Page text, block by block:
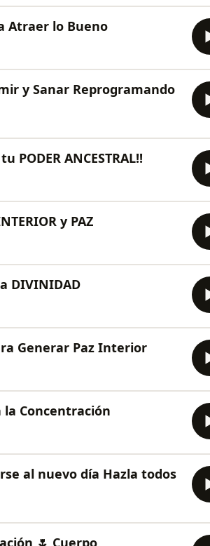
Atraer lo Bueno
y Sanar Reprogramando
PODER ANCESTRAL!!
y PAZ
DIVINIDAD
Generar Paz Interior
la Concentración
al nuevo día Hazla todos
🌷 Cuerpo